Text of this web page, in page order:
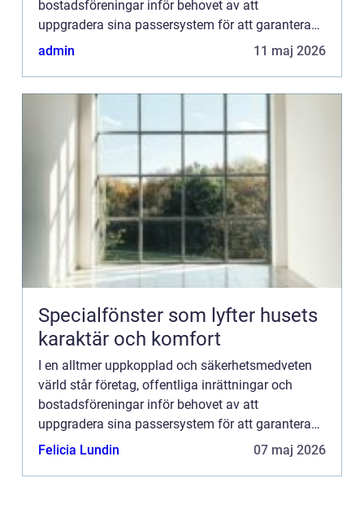
bostadsföreningar inför behovet av att
uppgradera sina passersystem för att garantera
säker och kontrollerad t...
admin 11 maj 2026
Specialfönster som lyfter husets
karaktär och komfort
I en alltmer uppkopplad och säkerhetsmedveten
värld står företag, offentliga inrättningar och
bostadsföreningar inför behovet av att
uppgradera sina passersystem för att garantera
säker och kontrollerad t...
Felicia Lundin 07 maj 2026